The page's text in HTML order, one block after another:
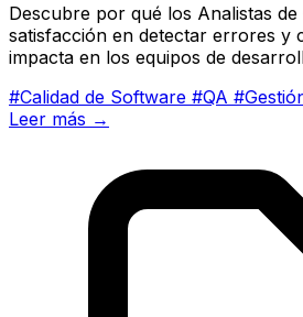
Descubre por qué los Analistas
satisfacción en detectar errores y
impacta en los equipos de
#Calidad de Software #QA
Leer más →